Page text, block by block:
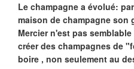
Le champagne a évolué:
maison de champagne son
Mercier n'est pas
créer des champagnes de
boire , non seulement au